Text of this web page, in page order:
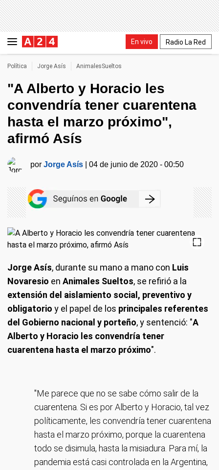
En vivo Radio La Red
Política Jorge Asís AnimalesSueltos
"A Alberto y Horacio les
convendría tener cuarentena
hasta el marzo próximo",
afirmó Asís
porJorge Asís |04 de junio de 2020 - 00:50
Jorge Asís, durante su mano a mano con Luis
Novaresio en Animales Sueltos, se refirió a la
extensión del aislamiento social, preventivo y
obligatorio y el papel de los principales referentes
del Gobierno nacional y porteño, y sentenció: "A
Alberto y Horacio les convendría tener
cuarentena hasta el marzo próximo".
"Me parece que no se sabe cómo salir de la
cuarentena. Si es por Alberto y Horacio, tal vez
políticamente, les convendría tener cuarentena
hasta el marzo próximo, porque la cuarentena
todo se disimula, hasta la misiadura. Para mí, la
pandemia está casi controlada en la Argentina,